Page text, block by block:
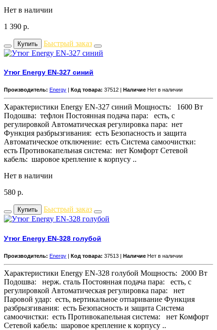
Нет в наличии
1 390 р.
Купить Быстрый заказ
Утюг Energy EN-327 синий
Производитель: Energy Код товара: 37512 | Наличие Нет в наличии
Характеристики Energy EN-327 синий Мощность: 1600 Вт
Подошва: тефлон Постоянная подача пара: есть, с
регулировкой Автоматическая регулировка пара: нет
Функция разбрызгивания: есть Безопасность и защита
Автоматическое отключение: есть Система самоочистки:
есть Противокапельная система: нет Комфорт Сетевой
кабель: шаровое крепление к корпусу ..
Нет в наличии
580 р.
Купить Быстрый заказ
Утюг Energy EN-328 голубой
Производитель: Energy | Код товара: 37513 | Наличие Нет в наличии
Характеристики Energy EN-328 голубой Мощность: 2000 Вт
Подошва: нерж. сталь Постоянная подача пара: есть, с
регулировкой Автоматическая регулировка пара: нет
Паровой удар: есть, вертикальное отпаривание Функция
разбрызгивания: есть Безопасность и защита Система
самоочистки: есть Противокапельная система: нет Комфорт
Сетевой кабель: шаровое крепление к корпусу ..